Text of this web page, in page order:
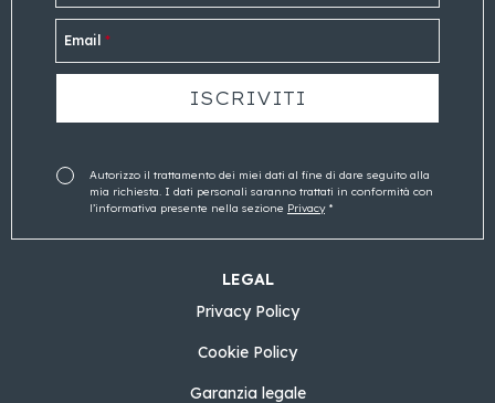
LEGAL
Privacy Policy
Cookie Policy
Garanzia legale
Email *
Autorizzo il trattamento dei miei dati al fine di dare seguito alla
mia richiesta. I dati personali saranno trattati in conformità con
l’informativa presente nella sezione Privacy*